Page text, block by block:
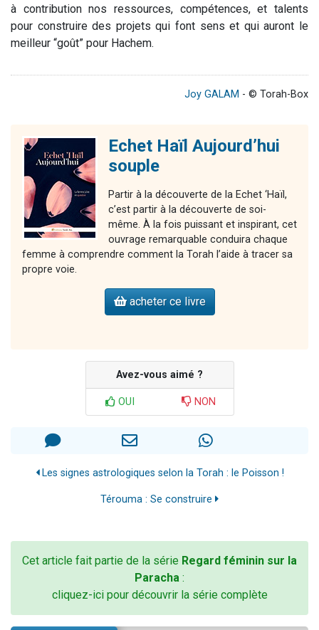
à contribution nos ressources, compétences, et talents
pour construire des projets qui font sens et qui auront le
meilleur “goût” pour Hachem.
Joy GALAM - © Torah-Box
Echet Haïl Aujourd’hui
souple
Partir à la découverte de la Echet ‘Haïl,
c’est partir à la découverte de soi-
même. À la fois puissant et inspirant, cet
ouvrage remarquable conduira chaque
femme à comprendre comment la Torah l’aide à tracer sa
propre voie.
acheter ce livre
Avez-vous aimé ?
OUI NON
Les signes astrologiques selon la Torah : le Poisson !
Térouma : Se construire
Cet article fait partie de la série Regard féminin sur la
Paracha :
cliquez-ici pour découvrir la série complète